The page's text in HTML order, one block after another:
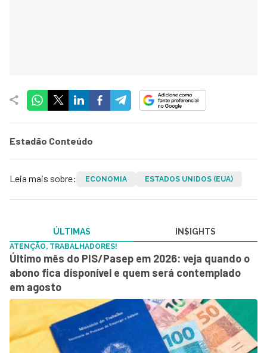
Estadão Conteúdo
Leia mais sobre: ECONOMIA ESTADOS UNIDOS (EUA)
ÚLTIMAS IN$IGHTS
ATENÇÃO, TRABALHADORES!
Último mês do PIS/Pasep em 2026: veja quando o
abono fica disponível e quem será contemplado
em agosto